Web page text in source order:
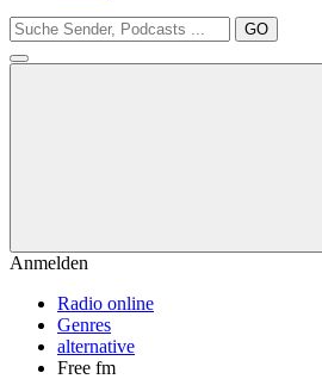
GO
Anmelden
Radio online
Genres
alternative
Free fm